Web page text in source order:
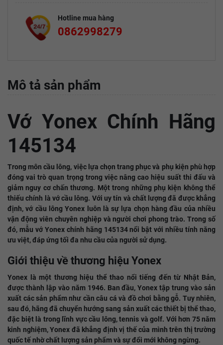
Hotline mua hàng
0862998279
Mô tả sản phẩm
Vớ Yonex Chính Hãng
145134
Trong môn cầu lông, việc lựa chọn trang phục và phụ kiện phù hợp
đóng vai trò quan trọng trong việc nâng cao hiệu suất thi đấu và
giảm nguy cơ chấn thương. Một trong những phụ kiện không thể
thiếu chính là vớ cầu lông. Với uy tín và chất lượng đã được khẳng
định, vớ cầu lông Yonex luôn là sự lựa chọn hàng đầu của nhiều
vận động viên chuyên nghiệp và người chơi phong trào. Trong số
đó, mẫu vớ Yonex chính hãng 145134 nổi bật với nhiều tính năng
ưu việt, đáp ứng tối đa nhu cầu của người sử dụng.
Giới thiệu về thương hiệu Yonex
Yonex là một thương hiệu thể thao nổi tiếng đến từ Nhật Bản,
được thành lập vào năm 1946. Ban đầu, Yonex tập trung vào sản
xuất các sản phẩm như cần câu cá và đồ chơi bằng gỗ. Tuy nhiên,
sau đó, hãng đã chuyển hướng sang sản xuất các thiết bị thể thao,
đặc biệt là trong lĩnh vực cầu lông, tennis và golf. Với hơn 75 năm
kinh nghiệm, Yonex đã khẳng định vị thế của mình trên thị trường
quốc tế nhờ chất lượng sản phẩm và sự đổi mới không ngừng.